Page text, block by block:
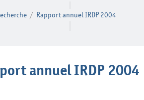
/ Rapport annuel IRDP 2004
annuel IRDP 2004